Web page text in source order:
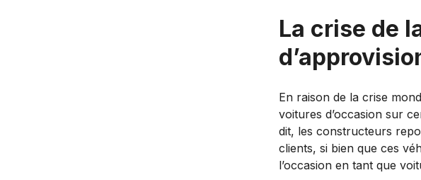
La crise de
En raison de la crise
voitures d’occasion sur
dit, les constructeurs
clients, si bien que ces
l’occasion en tant que